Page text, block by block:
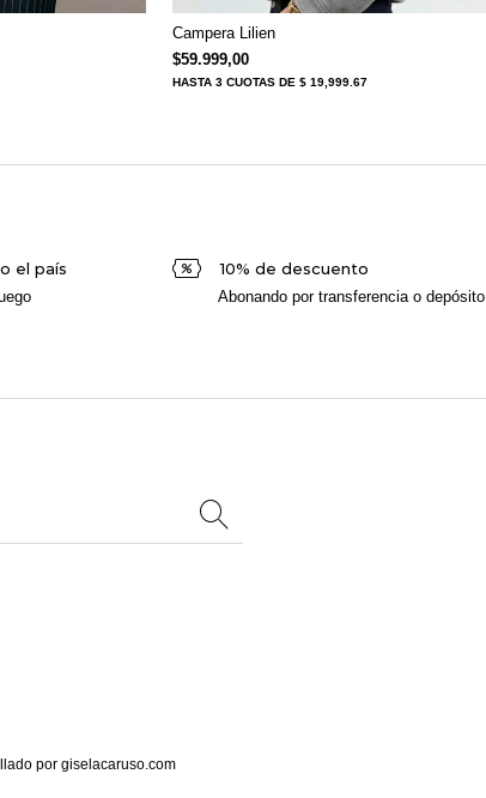
Campera Lilien
$59.999,00
HASTA 3 CUOTAS DE $ 19,999.67
el país 10% de descuento
Abonando por transferencia o depósito
por giselacaruso.com